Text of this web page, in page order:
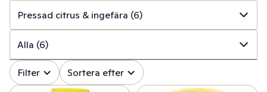
Pressad citrus & ingefära (6)
✓ Alla (645)
✓ Kryddor & örter (226)
Alla (6)
✓ Alla (6)
Filter Sortera efter